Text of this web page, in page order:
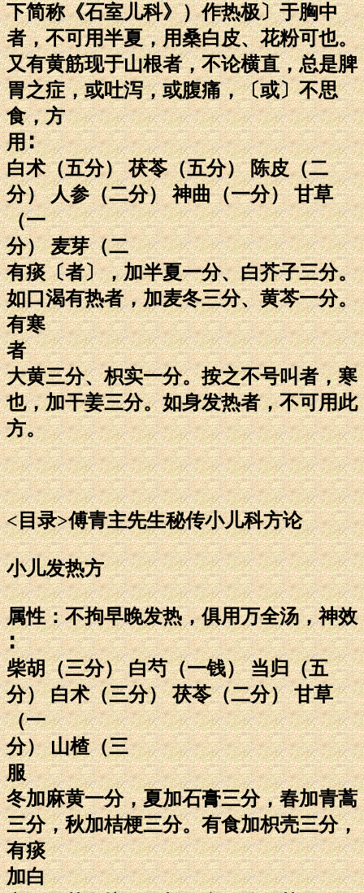
下简称《石室儿科》）作热极〕于胸中
者，不可用半夏，用桑白皮、花粉可也。
又有黄筋现于山根者，不论横直，总是脾
胃之症，或吐泻，或腹痛，〔或〕不思
食，方
用∶
白术（五分） 茯苓（五分） 陈皮（二
分） 人参（二分） 神曲（一分） 甘草
（一
分） 麦芽（二
有痰〔者〕，加半夏一分、白芥子三分。
如口渴有热者，加麦冬三分、黄芩一分。
有寒
者
大黄三分、枳实一分。按之不号叫者，寒
也，加干姜三分。如身发热者，不可用此
方。
<目录>傅青主先生秘传小儿科方论
小儿发热方
属性：不拘早晚发热，俱用万全汤，神效
∶
柴胡（三分） 白芍（一钱） 当归（五
分） 白术（三分） 茯苓（二分） 甘草
（一
分） 山楂（三
服
冬加麻黄一分，夏加石膏三分，春加青蒿
三分，秋加桔梗三分。有食加枳壳三分，
有痰
加白